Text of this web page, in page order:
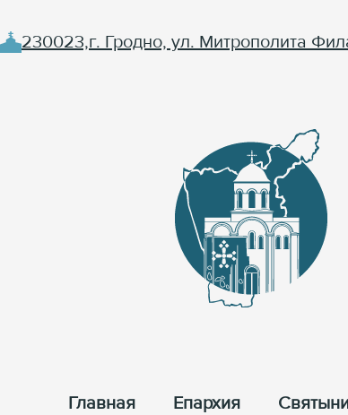
230023,г. Гродно, ул. Митрополита
Главная Епархия